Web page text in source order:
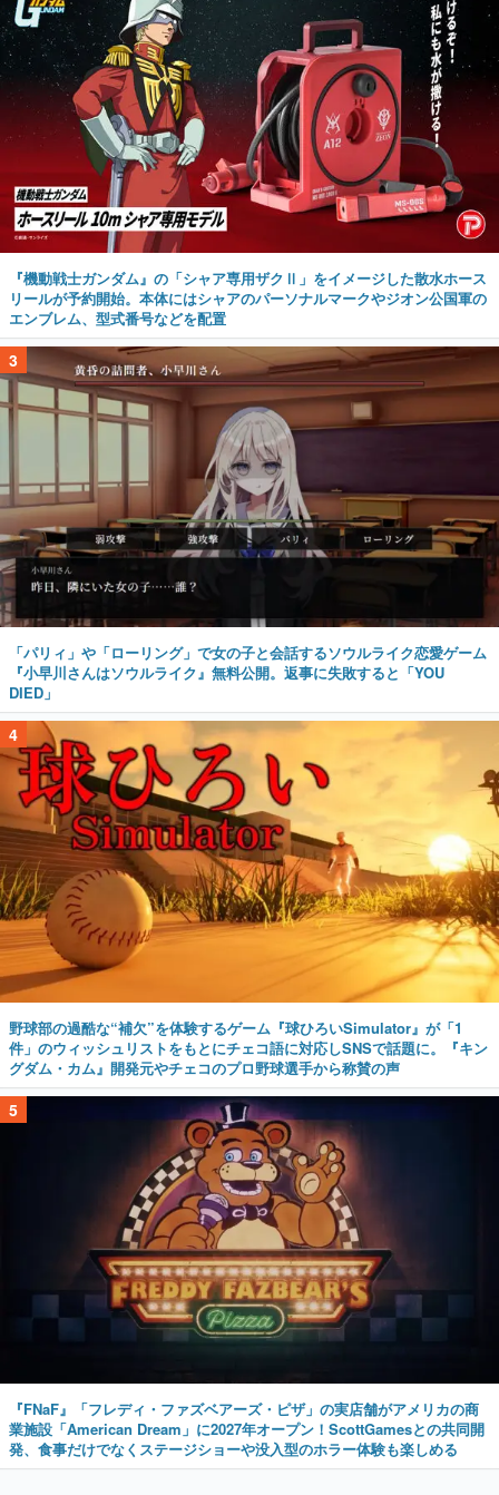
『機動戦士ガンダム』の「シャア専用ザクⅡ」をイメージした散水ホース
リールが予約開始。本体にはシャアのパーソナルマークやジオン公国軍の
エンブレム、型式番号などを配置
3
「パリィ」や「ローリング」で女の子と会話するソウルライク恋愛ゲーム
『小早川さんはソウルライク』無料公開。返事に失敗すると「YOU
DIED」
4
野球部の過酷な“補欠”を体験するゲーム『球ひろいSimulator』が「1
件」のウィッシュリストをもとにチェコ語に対応しSNSで話題に。『キン
グダム・カム』開発元やチェコのプロ野球選手から称賛の声
5
『FNaF』「フレディ・ファズベアーズ・ピザ」の実店舗がアメリカの商
業施設「American Dream」に2027年オープン！ScottGamesとの共同開
発、食事だけでなくステージショーや没入型のホラー体験も楽しめる